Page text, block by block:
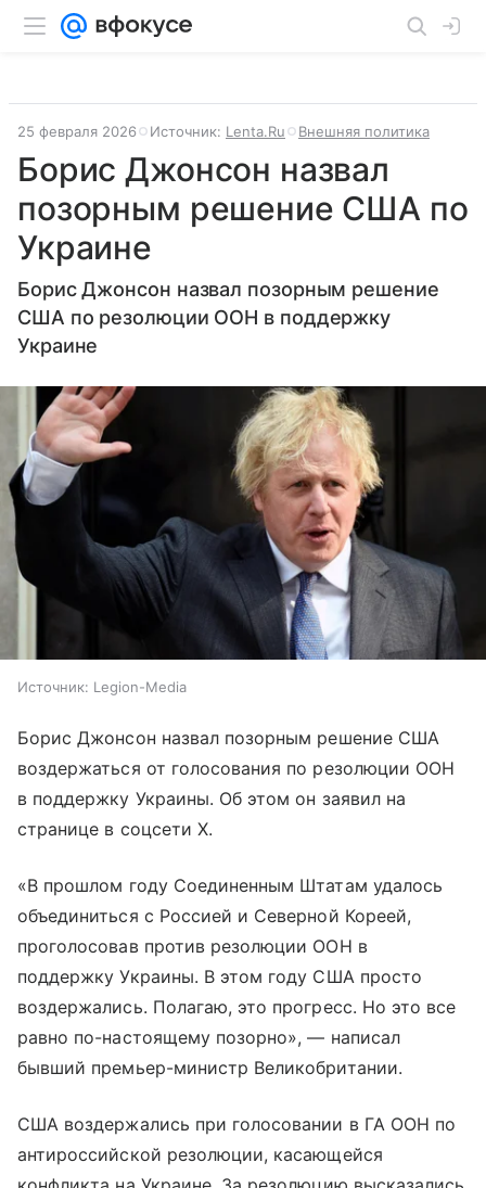
25 февраля 2026 Источник: Lenta.Ru Внешняя политика
Борис Джонсон назвал
позорным решение США по
Украине
Борис Джонсон назвал позорным решение
США по резолюции ООН в поддержку
Украине
Источник: Legion-Media
Борис Джонсон назвал позорным решение США
воздержаться от голосования по резолюции ООН
в поддержку Украины. Об этом он заявил на
странице в соцсети X.
«В прошлом году Соединенным Штатам удалось
объединиться с Россией и Северной Кореей,
проголосовав против резолюции ООН в
поддержку Украины. В этом году США просто
воздержались. Полагаю, это прогресс. Но это все
равно по-настоящему позорно», — написал
бывший премьер-министр Великобритании.
США воздержались при голосовании в ГА ООН по
антироссийской резолюции, касающейся